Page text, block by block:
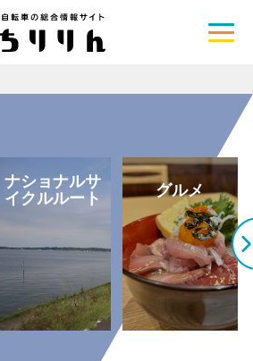
ナショナルサ
イクルルート
グルメ